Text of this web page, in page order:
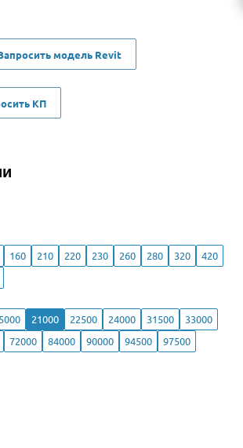
модель Revit
КП
160 210 220 230 260 280 320
420
21000 22500 24000 31500
33000
72000 84000 90000 94500
97500